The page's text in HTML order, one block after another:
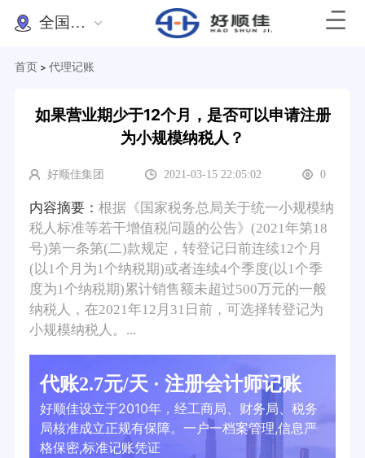
全国办理
首页 > 代理记账
如果营业期少于12个月，是否可以申请注册
为小规模纳税人？
好顺佳集团 2021-03-15 22:05:02 0
内容摘要： 根据《国家税务总局关于统一小规模纳
税人标准等若干增值税问题的公告》(2021年第18
号)第一条第(二)款规定，转登记日前连续12个月
(以1个月为1个纳税期)或者连续4个季度(以1个季
度为1个纳税期)累计销售额未超过500万元的一般
纳税人，在2021年12月31日前，可选择转登记为
小规模纳税人。...
代账2.7元/天 · 注册会计师记账
好顺佳设立于2010年，经工商局、财务局、税务
局核准成立正规有保障。一户一档案管理,信息严
格保密,标准记账凭证